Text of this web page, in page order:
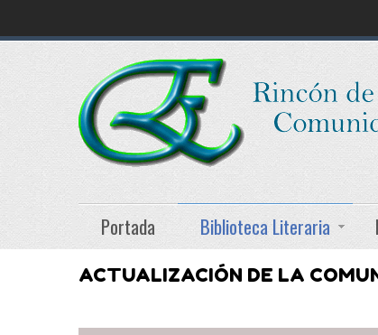
Portada Biblioteca Literaria
ACTUALIZACIÓN DE LA